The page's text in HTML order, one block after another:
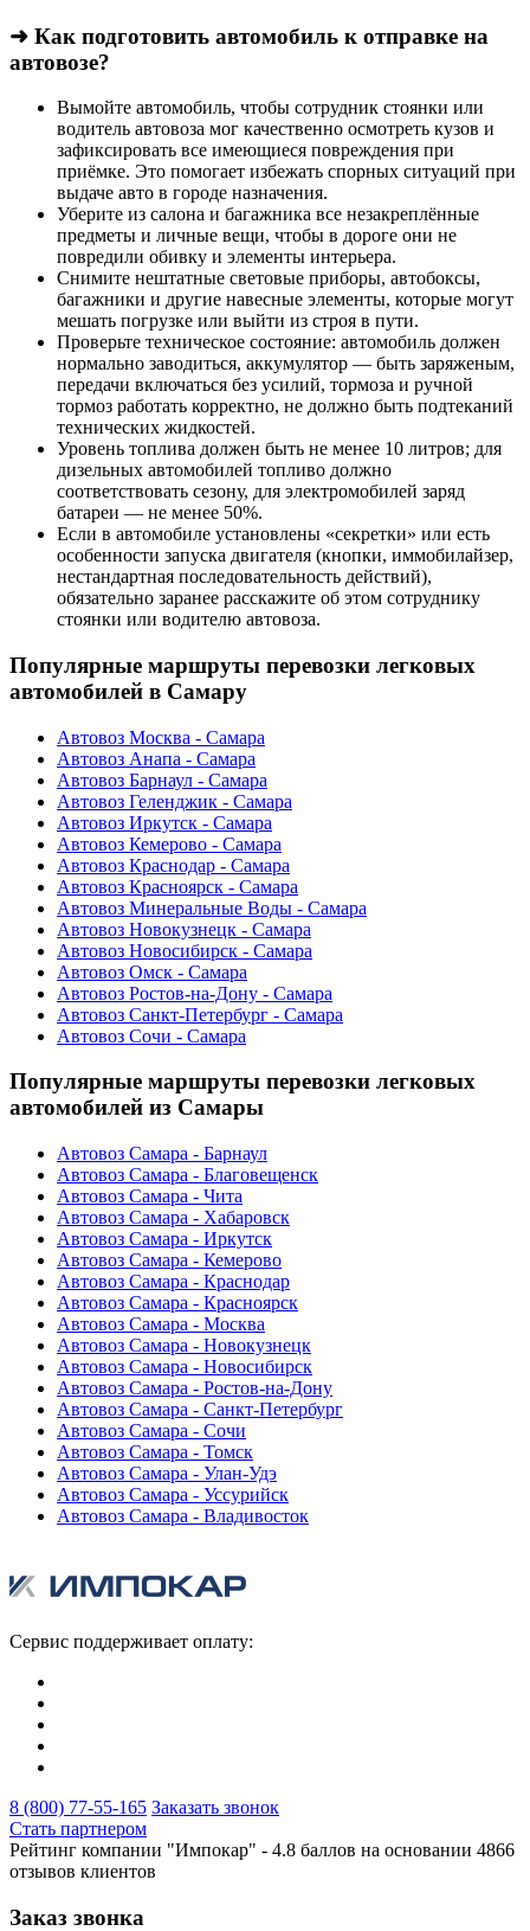
➜ Как подготовить автомобиль к отправке на
автовозе?
Вымойте автомобиль, чтобы сотрудник стоянки или
водитель автовоза мог качественно осмотреть кузов и
зафиксировать все имеющиеся повреждения при
приёмке. Это помогает избежать спорных ситуаций при
выдаче авто в городе назначения.
Уберите из салона и багажника все незакреплённые
предметы и личные вещи, чтобы в дороге они не
повредили обивку и элементы интерьера.
Снимите нештатные световые приборы, автобоксы,
багажники и другие навесные элементы, которые могут
мешать погрузке или выйти из строя в пути.
Проверьте техническое состояние: автомобиль должен
нормально заводиться, аккумулятор — быть заряженым,
передачи включаться без усилий, тормоза и ручной
тормоз работать корректно, не должно быть подтеканий
технических жидкостей.
Уровень топлива должен быть не менее 10 литров; для
дизельных автомобилей топливо должно
соответствовать сезону, для электромобилей заряд
батареи — не менее 50%.
Если в автомобиле установлены «секретки» или есть
особенности запуска двигателя (кнопки, иммобилайзер,
нестандартная последовательность действий),
обязательно заранее расскажите об этом сотруднику
стоянки или водителю автовоза.
Популярные маршруты перевозки легковых
автомобилей в Самару
Автовоз Москва - Самара
Автовоз Анапа - Самара
Автовоз Барнаул - Самара
Автовоз Геленджик - Самара
Автовоз Иркутск - Самара
Автовоз Кемерово - Самара
Автовоз Краснодар - Самара
Автовоз Красноярск - Самара
Автовоз Минеральные Воды - Самара
Автовоз Новокузнецк - Самара
Автовоз Новосибирск - Самара
Автовоз Омск - Самара
Автовоз Ростов-на-Дону - Самара
Автовоз Санкт-Петербург - Самара
Автовоз Сочи - Самара
Популярные маршруты перевозки легковых
автомобилей из Самары
Автовоз Самара - Барнаул
Автовоз Самара - Благовещенск
Автовоз Самара - Чита
Автовоз Самара - Хабаровск
Автовоз Самара - Иркутск
Автовоз Самара - Кемерово
Автовоз Самара - Краснодар
Автовоз Самара - Красноярск
Автовоз Самара - Москва
Автовоз Самара - Новокузнецк
Автовоз Самара - Новосибирск
Автовоз Самара - Ростов-на-Дону
Автовоз Самара - Санкт-Петербург
Автовоз Самара - Сочи
Автовоз Самара - Томск
Автовоз Самара - Улан-Удэ
Автовоз Самара - Уссурийск
Автовоз Самара - Владивосток
Сервис поддерживает оплату:
8 (800) 77-55-165 Заказать звонок
Стать партнером
Рейтинг компании "Импокар" - 4.8 баллов на основании 4866
отзывов клиентов
Заказ звонка